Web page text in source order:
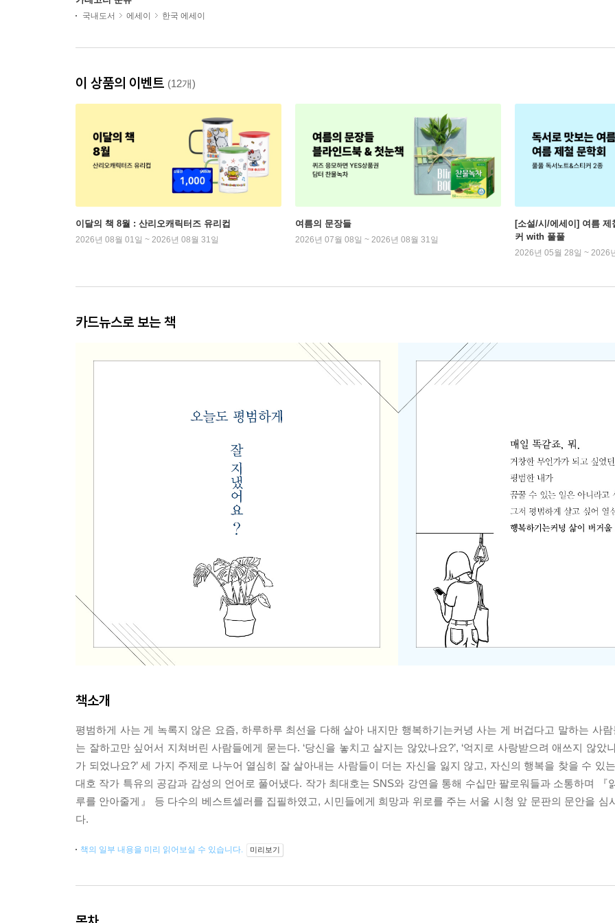
국내도서 에세이 한국 에세이
이 상품의 이벤트 (12개)
이달의 책 8월 : 산리오캐릭터즈 유리컵
2026년 08월 01일 ~ 2026년 08월 31일
여름의 문장들
2026년 07월 08일 ~ 2026년 08월 31일
[소설/시/에세이] 여름
커 with 풀풀
2026년 05월 28일 ~ 2026
카드뉴스로 보는 책
책소개
평범하게 사는 게 녹록지 않은 요즘, 하루하루 최선을 다해 살아 내지만 행복하기는커녕 사는 게 버겁다고 말하는 사
는 잘하고만 싶어서 지쳐버린 사람들에게 묻는다. ‘당신을 놓치고 살지는 않았나요?’, ‘억지로 사랑받으려 애쓰지 않았
가 되었나요?’ 세 가지 주제로 나누어 열심히 잘 살아내는 사람들이 더는 자신을 잃지 않고, 자신의 행복을 찾을 수 있
대호 작가 특유의 공감과 감성의 언어로 풀어냈다. 작가 최대호는 SNS와 강연을 통해 수십만 팔로워들과 소통하며 『
루를 안아줄게』 등 다수의 베스트셀러를 집필하였고, 시민들에게 희망과 위로를 주는 서울 시청 앞 문판의 문안을 심
다.
책의 일부 내용을 미리 읽어보실 수 있습니다. 미리보기